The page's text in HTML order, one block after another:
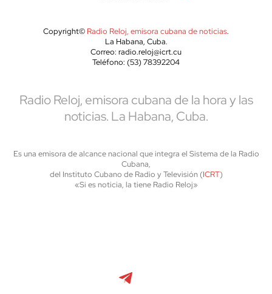
Copyright© Radio Reloj, emisora cubana de noticias.
La Habana, Cuba.
Correo: radio.reloj@icrt.cu
Teléfono: (53) 78392204
Radio Reloj, emisora cubana de la hora y las
noticias. La Habana, Cuba.
Es una emisora de alcance nacional que integra el Sistema de la Radio
Cubana,
del Instituto Cubano de Radio y Televisión (ICRT)
«Si es noticia, la tiene Radio Reloj»